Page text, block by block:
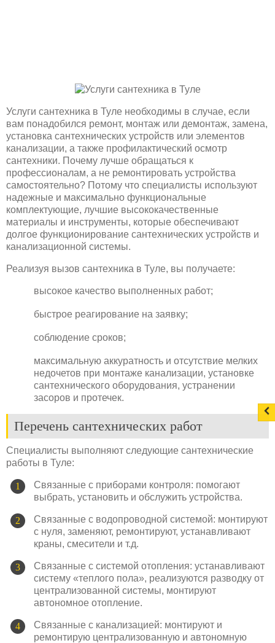
Услуги сантехника в Туле необходимы в случае, если
вам понадобился ремонт, монтаж или демонтаж, замена,
установка сантехнических устройств или элементов
канализации, а также профилактический осмотр
сантехники. Почему лучше обращаться к
профессионалам, а не ремонтировать устройства
самостоятельно? Потому что специалисты используют
надежные и максимально функциональные
комплектующие, лучшие высококачественные
материалы и инструменты, которые обеспечивают
долгое функционирование сантехнических устройств и
канализационной системы.
Реализуя вызов сантехника в Туле, вы получаете:
высокое качество выполненных работ;
быстрое реагирование на заявку;
соблюдение сроков;
максимальную аккуратность и отсутствие мелких
недочетов при монтаже канализации, установке
сантехнического оборудования, устранении
засоров и протечек.
Перечень сантехнических работ
Специалисты выполняют следующие сантехнические
работы в Туле:
Связанные с приборами контроля: помогают
выбрать, установить и обслужить устройства.
Связанные с водопроводной системой: монтируют
с нуля, заменяют, ремонтируют, устанавливают
краны, смесители и т.д.
Связанные с системой отопления: устанавливают
систему «теплого пола», реализуются разводку от
централизованной системы, монтируют
автономное отопление.
Связанные с канализацией: монтируют и
ремонтирую централизованную и автономную